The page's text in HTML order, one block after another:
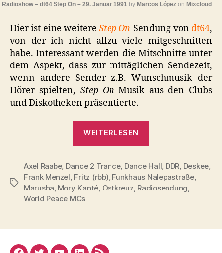
Radioshow – dt64 Step On – 29. Januar 1991 by Marcos López on Mixcloud
Hier ist eine weitereStep On-Sendung von dt64,
von der ich nicht allzu viele mitgeschnitten
habe. Interessant werden die Mitschnitte unter
dem Aspekt, dass zur mittäglichen Sendezeit,
wenn andere Sender z.B. Wunschmusik der
Hörer spielten, Step OnMusik aus den Clubs
und Diskotheken präsentierte.
WEITERLESEN
On,
29.
Januar
Schlagwörter
Axel Raabe, Dance 2 Trance, Dance Hall DDR Deskee
Frank Menzel Fritz (rbb) Funkhaus Nalepastraße,
Marusha Mory Kanté Ostkreuz Radiosendung
World Peace MCs